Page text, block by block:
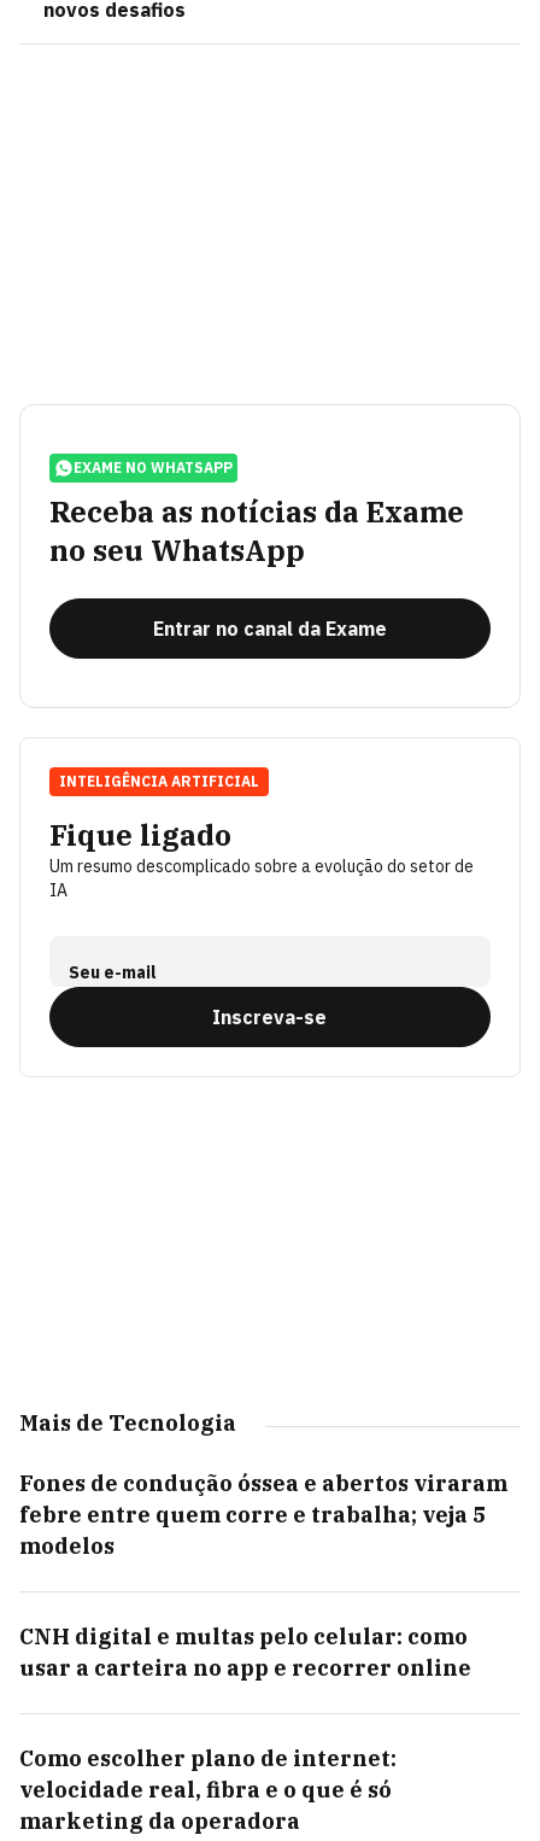
novos desafios
EXAME NO WHATSAPP
Receba as notícias da Exame
no seu WhatsApp
Entrar no canal da Exame
Fique ligado
Um resumo descomplicado sobre a evolução do setor de
IA
Seu e-mail
Inscreva-se
INTELIGÊNCIA ARTIFICIAL
Mais de Tecnologia
Fones de condução óssea e abertos viraram
febre entre quem corre e trabalha; veja 5
modelos
CNH digital e multas pelo celular: como
usar a carteira no app e recorrer online
Como escolher plano de internet:
velocidade real, fibra e o que é só
marketing da operadora